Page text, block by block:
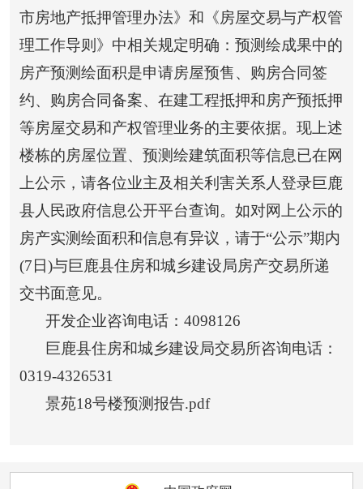
市房地产抵押管理办法》和《房屋交易与产权管
理工作导则》中相关规定明确：预测绘成果中的
房产预测绘面积是申请房屋预售、购房合同签
约、购房合同备案、在建工程抵押和房产预抵押
等房屋交易和产权管理业务的主要依据。现上述
楼栋的房屋位置、预测绘建筑面积等信息已在网
上公示，请各位业主及相关利害关系人登录巨鹿
县人民政府信息公开平台查询。如对网上公示的
房产实测绘面积和信息有异议，请于“公示”期内
(7 日)与巨鹿县住房和城乡建设局房产交易所递
交书面意见。
开发企业咨询电话： 4098126
巨鹿县住房和城乡建设局交易所咨询电话：
0319-4326531
景苑18号楼预测报告.pdf